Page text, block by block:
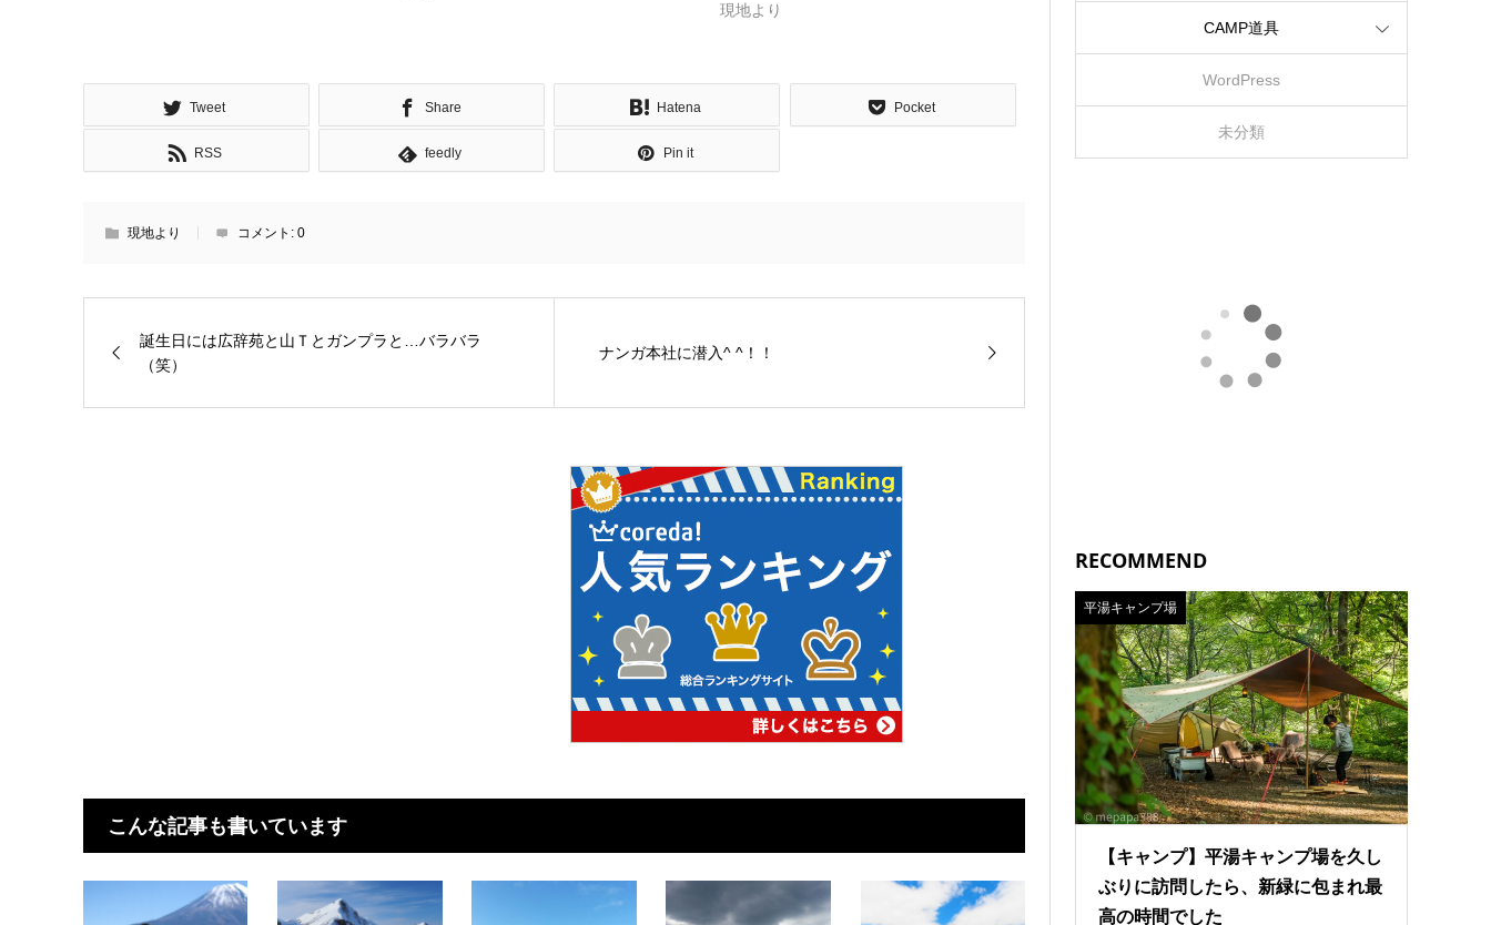
現地より
Tweet Share Hatena Pocket
RSS feedly Pin it
現地より コメント: 0
誕生日には広辞苑と山Ｔとガンプラと…バラバラ
（笑）
ナンガ本社に潜入^ ^！！
こんな記事も書いています
CAMP道具
WordPress
未分類
RECOMMEND
平湯キャンプ場
【キャンプ】平湯キャンプ場を久し
ぶりに訪問したら、新緑に包まれ最
高の時間でした